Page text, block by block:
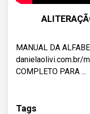
MANUAL DA
danielaolivi.com.br/
COMPLETO PARA ...
Tags